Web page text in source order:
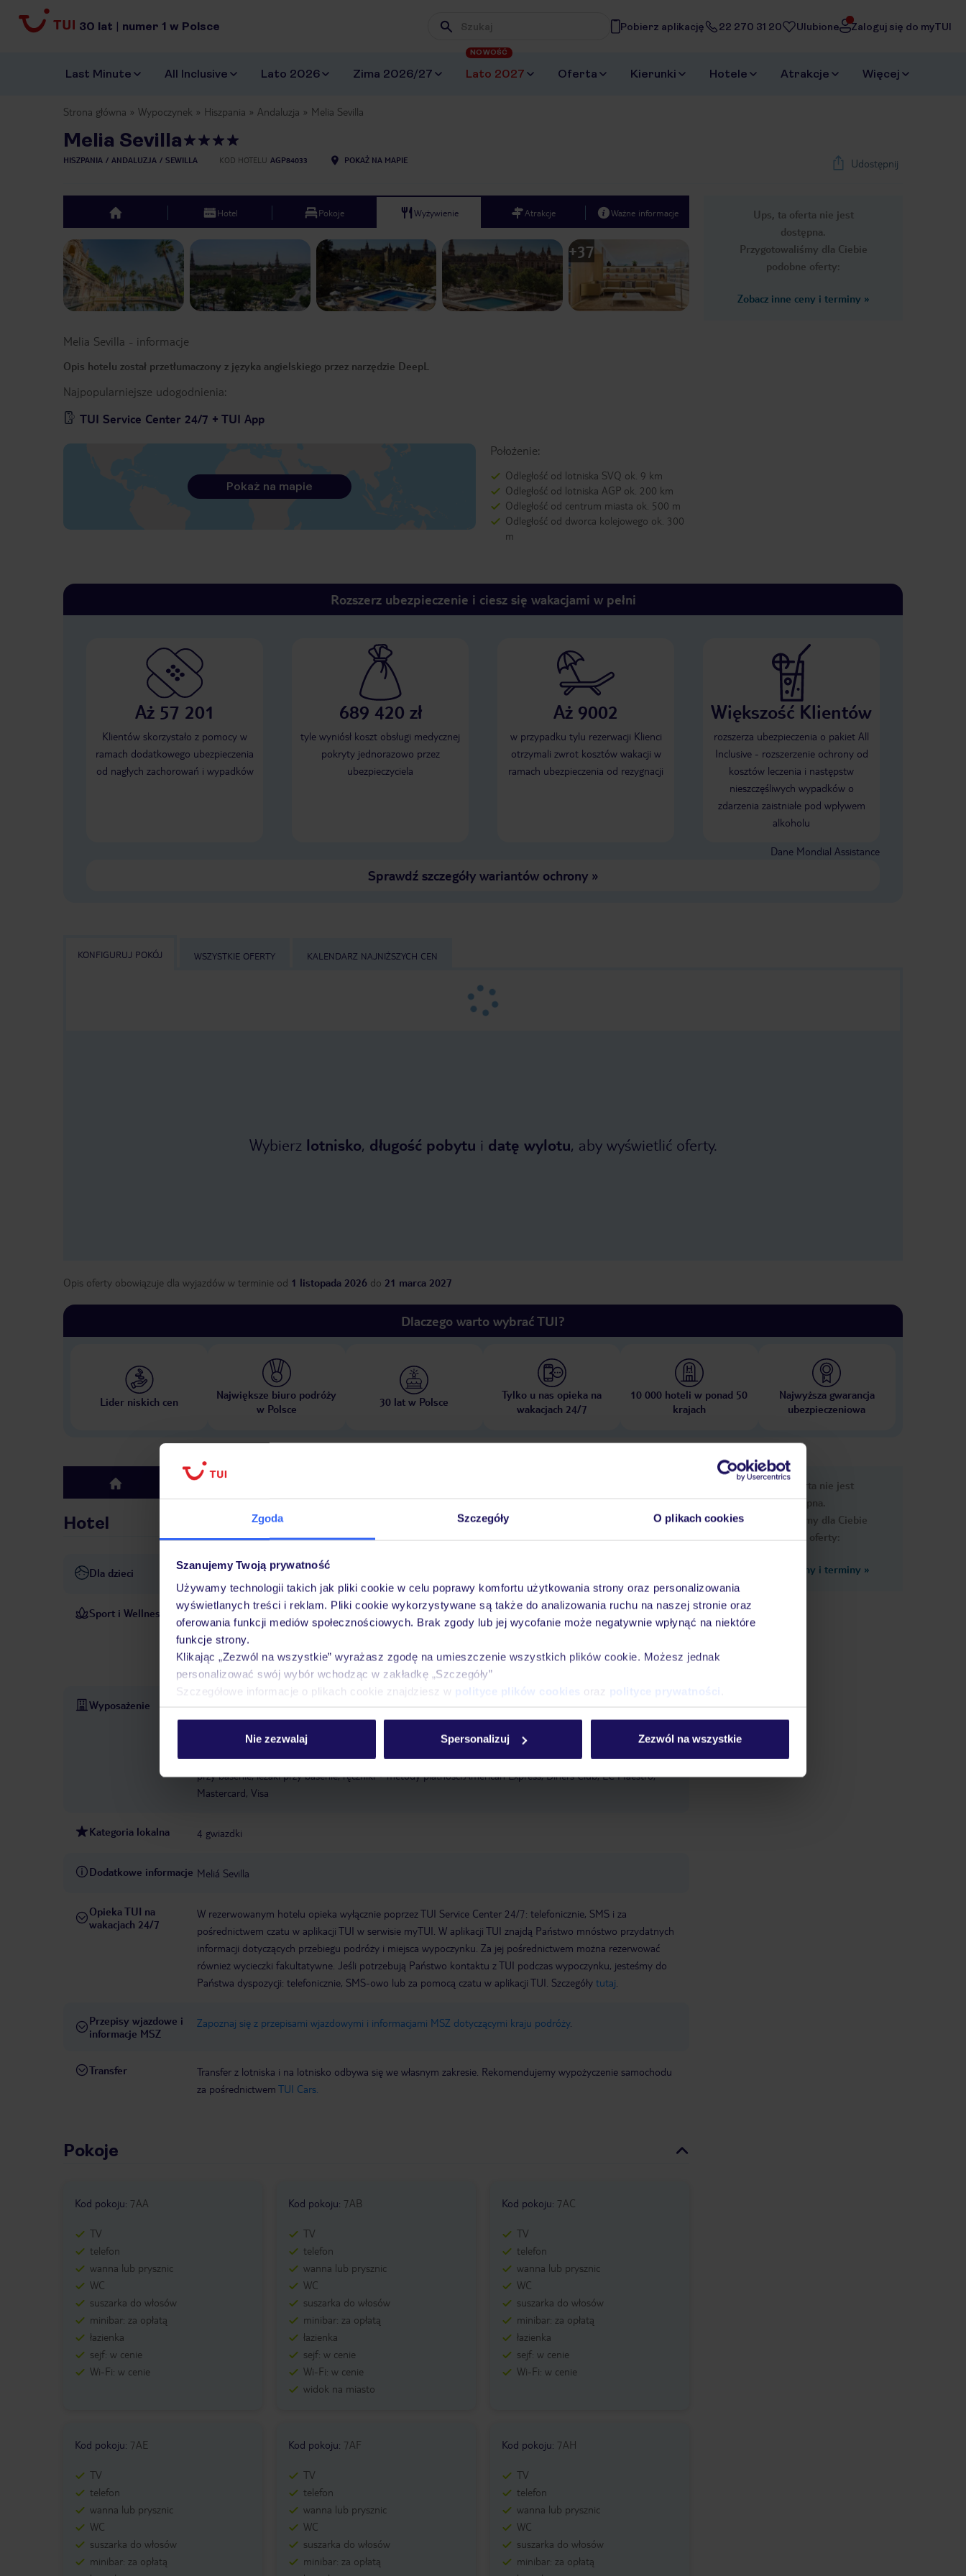
Zgoda Szczegóły O plikach cookies
Szanujemy Twoją prywatność
Używamy technologii takich jak pliki cookie w celu poprawy komfortu użytkowania strony oraz personalizowania
wyświetlanych treści i reklam. Pliki cookie wykorzystywane są także do analizowania ruchu na naszej stronie oraz
oferowania funkcji mediów społecznościowych. Brak zgody lub jej wycofanie może negatywnie wpłynąć na niektóre
funkcje strony.
Klikając „Zezwól na wszystkie” wyrażasz zgodę na umieszczenie wszystkich plików cookie. Możesz jednak
personalizować swój wybór wchodząc w zakładkę „Szczegóły”
Szczegółowe informacje o plikach cookie znajdziesz w polityce plików cookies oraz polityce prywatności
Nie zezwalaj Spersonalizuj Zezwól na wszystkie
30 lat | numer 1 w Polsce Wpisz frazę, której szukasz
Pobierz aplikację 22 270 31 20 Ulubione Zaloguj się do myTUI
Last Minute All Inclusive Lato 2026 Zima 2026/27 Lato 2027
NOWOŚĆ
Oferta Kierunki Hotele Atrakcje Więcej
Strona główna Wypoczynek Hiszpania Andaluzja Melia Sevilla
Melia Sevilla
HISZPANIA ANDALUZJA SEWILLA KOD HOTELU AGP84033 POKAŻ NA MAPIE Udostępnij
Ups, ta oferta nie jest
dostępna.
Przygotowaliśmy dla Ciebie
podobne oferty:
Zobacz inne ceny i terminy »
top Hotel Pokoje Wyżywienie Atrakcje Ważne informacje
1 /43
+37
Melia Sevilla - informacje
Opis hotelu został przetłumaczony z języka angielskiego przez narzędzie DeepL
Najpopularniejsze udogodnienia:
TUI Service Center 24/7 + TUI App
Położenie:
Odległość od lotniska SVQ ok. 9 km
Odległość od lotniska AGP ok. 200 km
Odległość od centrum miasta ok. 500 m
Odległość od dworca kolejowego ok. 300
m
Pokaż na mapie
Rozszerz ubezpieczenie i ciesz się wakacjami w pełni
Aż 57 201
Klientów skorzystało z pomocy w
ramach dodatkowego ubezpieczenia
od nagłych zachorowań i wypadków
689 420 zł
tyle wyniósł koszt obsługi medycznej
pokryty jednorazowo przez
ubezpieczyciela
Aż 9002
w przypadku tylu rezerwacji Klienci
otrzymali zwrot kosztów wakacji w
ramach ubezpieczenia od rezygnacji
Większość Klientów
rozszerza ubezpieczenia o pakiet All
Inclusive - rozszerzenie ochrony od
kosztów leczenia i następstw
nieszczęśliwych wypadków o
zdarzenia zaistniałe pod wpływem
alkoholu
Dane Mondial Assistance
Sprawdź szczegóły wariantów ochrony»
KONFIGURUJ POKÓJ WSZYSTKIE OFERTY KALENDARZ NAJNIŻSZYCH CEN
Wybierz lotnisko, długość pobytu i datę wylotu, aby wyświetlić oferty.
Opis oferty obowiązuje dla wyjazdów w terminie od 1 listopada 2026 do 21 marca 2027
Dlaczego warto wybrać TUI?
Lider niskich cen
Największe biuro podróży
w Polsce
30 lat w Polsce
Tylko u nas opieka na
wakacjach 24/7
10 000 hoteli w ponad 50
krajach
Najwyższa gwarancja
ubezpieczeniowa
top
Hotel
Dla dzieci Cot
Sport i Wellness
Szereg opcji sportowych i rozrywkowych zapewnia elastyczne możliwości spędzania wolnego czasu. Odkryty
basen gwarantuje orzeźwiające orzeźwienie. Leżaki pod parasolami na tarasie zachęcają do relaksu.
Orzeźwiające napoje dostępne są w barze przy basenie. Po dniu pełnym wrażeń można poćwiczyć w centrum
fitness i naładować baterie.
Sala fitness
Wyposażenie Recepcja 24h Parking Zameldowanie od: 15:00:00 Wymeldowanie do: 12:00:00
Sala
konferencyjna
Garaż: za opłatą Otwarcie hotelu: 1987 Sejf w hotelu WLAN/WiFi w hotelu
Ostatni
remont generalny: 2017
Liczba sal konferencyjnych: 1 Liczba wind: 4
taras
słoneczny: bezpłatny
Łączna liczba pięter: 11 Łączna liczba pokoi: 365
baseny:basen odkryty, parasole
przy basenie, leżaki przy basenie, ręczniki
metody płatności:American Express, Diners Club, EC Maestro,
Mastercard, Visa
Kategoria lokalna 4 gwiazdki
Dodatkowe informacje Meliá Sevilla
Opieka TUI na
wakacjach 24/7
W rezerwowanym hotelu opieka wyłącznie poprzez TUI Service Center 24/7: telefonicznie, SMS i za
pośrednictwem czatu w aplikacji TUI w serwisie myTUI. W aplikacji TUI znajdą Państwo mnóstwo przydatnych
informacji dotyczących przebiegu podróży i miejsca wypoczynku. Za jej pośrednictwem można rezerwować
również wycieczki fakultatywne. Jeśli potrzebują Państwo kontaktu z TUI podczas wypoczynku, jesteśmy do
Państwa dyspozycji: telefonicznie, SMS-owo lub za pomocą czatu w aplikacji TUI. Szczegóły tutaj
Przepisy wjazdowe i
informacje MSZ
Zapoznaj się z przepisami wjazdowymi i informacjami MSZ dotyczącymi kraju podróży.
Transfer
Transfer z lotniska i na lotnisko odbywa się we własnym zakresie. Rekomendujemy wypożyczenie samochodu
za pośrednictwem TUI Cars.
Pokoje
Kod pokoju: 7AA
TV
telefon
wanna lub prysznic
WC
suszarka do włosów
minibar: za opłatą
łazienka
sejf: w cenie
Wi-Fi: w cenie
Kod pokoju: 7AB
TV
telefon
wanna lub prysznic
WC
suszarka do włosów
minibar: za opłatą
łazienka
sejf: w cenie
Wi-Fi: w cenie
widok na miasto
Kod pokoju: 7AC
TV
telefon
wanna lub prysznic
WC
suszarka do włosów
minibar: za opłatą
łazienka
sejf: w cenie
Wi-Fi: w cenie
Kod pokoju: 7AE
TV
telefon
wanna lub prysznic
WC
suszarka do włosów
minibar: za opłatą
Kod pokoju: 7AF
TV
telefon
wanna lub prysznic
WC
suszarka do włosów
minibar: za opłatą
Kod pokoju: 7AH
TV
telefon
wanna lub prysznic
WC
suszarka do włosów
minibar: za opłatą
Ups, ta oferta nie jest
dostępna.
Przygotowaliśmy dla Ciebie
podobne oferty:
Zobacz inne ceny i terminy »